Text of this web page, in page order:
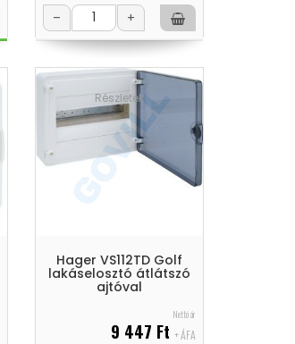
– +
Részletek
Hager VS112TD Golf
lakáselosztó átlátszó
ajtóval
Nettó ár
9 447 Ft + ÁFA